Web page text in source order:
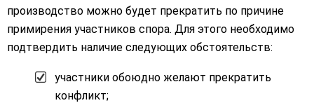
производство можно будет прекратить по причине
примирения участников спора. Для этого необходимо
подтвердить наличие следующих обстоятельств:
участники обоюдно желают прекратить
конфликт;